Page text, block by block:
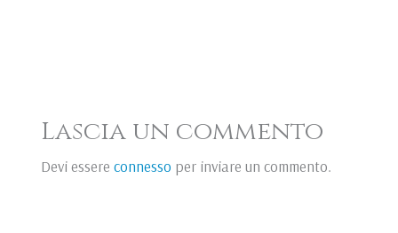
Lascia un commento
Devi essere connesso per inviare un commento.